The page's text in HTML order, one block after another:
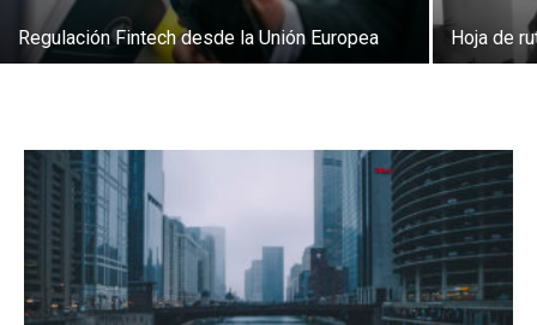
Regulación Fintech desde la Unión Europea Hoja de